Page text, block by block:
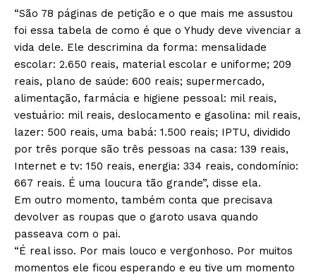
“São 78 páginas de petição e o que mais me assustou
foi essa tabela de como é que o Yhudy deve vivenciar a
vida dele. Ele descrimina da forma: mensalidade
escolar: 2.650 reais, material escolar e uniforme; 209
reais, plano de saúde: 600 reais; supermercado,
alimentação, farmácia e higiene pessoal: mil reais,
vestuário: mil reais, deslocamento e gasolina: mil reais,
lazer: 500 reais, uma babá: 1.500 reais; IPTU, dividido
por três porque são três pessoas na casa: 139 reais,
Internet e tv: 150 reais, energia: 334 reais, condomínio:
667 reais. É uma loucura tão grande”, disse ela.
Em outro momento, também conta que precisava
devolver as roupas que o garoto usava quando
passeava com o pai.
“É real isso. Por mais louco e vergonhoso. Por muitos
momentos ele ficou esperando e eu tive um momento